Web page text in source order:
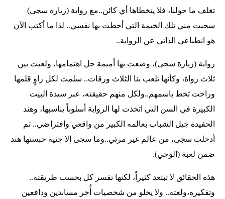
تغلف ما حولنا، فلا يتخطاها أي كائن..مع رواية (زيارة سجى)
سحبت مني تلك الخيمة التي أحطت بها نفسي.. لذا ما أكتب الآن
هو انطباعي الذاتي عن الرواية..
رواية (زيارة سجى)، وضعت بها أميمة جل اهتمامها، ولعبت بين
ثلاث رواة، وكأنها تلعب بنا الثلاث ورقات.. سلمت لكل راوٍ قلمها
وراحت تخط باسمهم..ولكل منهم حقيقته، عبر سيدة البيت
الكبيرة في السن التي اتخذت لها الرواية أسلوباً يناسبها، وهند
الحفيدة جيل الشباب بعالمه الكبير من واقعي وافتراضي.. ثم
أدخلت سجى، من عالم غير مرئي..وما سجى إلا جنية حبستها هند
ضمن لعبة (الوجي).
هذه الحقائق لا تبتعد كثيراً، لكنها تفسر كل بحسب طريقته..
وتفكيره،ولغته.. ولا يخلو من شخصيات أُخر مساندين ودافعين